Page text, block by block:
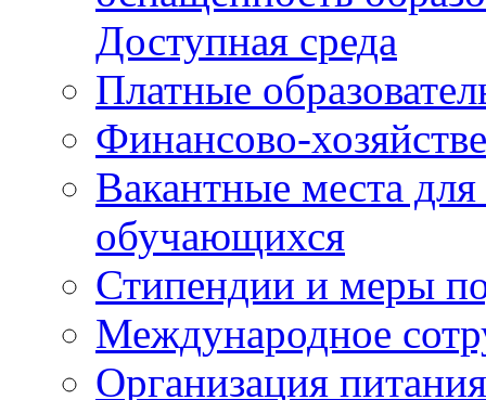
Доступная среда
Платные
Финансово-
Вакантные места
обучающихся
Стипендии и меры
Международное
Организация